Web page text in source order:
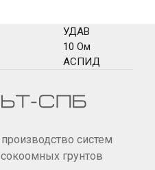
УДАВ
10 Ом
АСПИД
систем
грунтов